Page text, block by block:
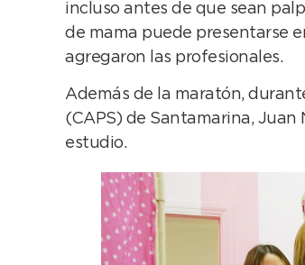
incluso antes de que sean
de mama puede presentarse
agregaron las profesionales.
Además de la maratón,
(CAPS) de Santamarina, Juan
estudio.